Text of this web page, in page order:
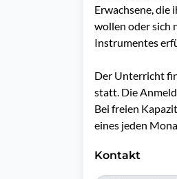
Erwachsene, die
wollen oder sich
Instrumentes
Der Unterricht
statt. Die
Bei freien
Kontakt